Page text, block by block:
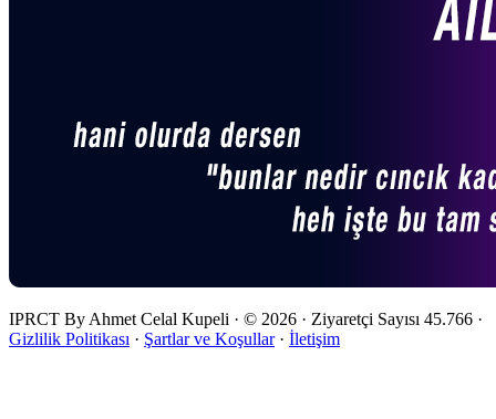
IPRCT By Ahmet Celal Kupeli · © 2026 · Ziyaretçi Sayısı 45.766 ·
Gizlilik Politikası · Şartlar ve Koşullar · İletişim